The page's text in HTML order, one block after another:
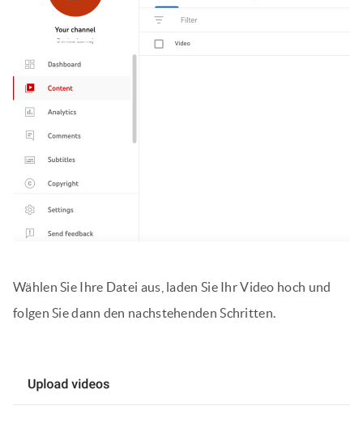
Wählen Sie Ihre Datei aus, laden Sie Ihr Video hoch und
folgen Sie dann den nachstehenden Schritten.